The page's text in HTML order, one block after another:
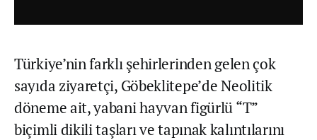
Türkiye’nin farklı şehirlerinden gelen çok
sayıda ziyaretçi, Göbeklitepe’de Neolitik
döneme ait, yabani hayvan figürlü “T”
biçimli dikili taşları ve tapınak kalıntılarını